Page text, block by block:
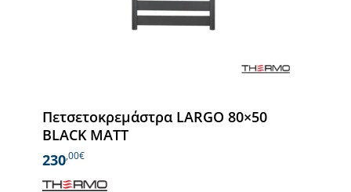
Πετσετοκρεμάστρα LARGO 80×50
BLACK MATT
230,00€